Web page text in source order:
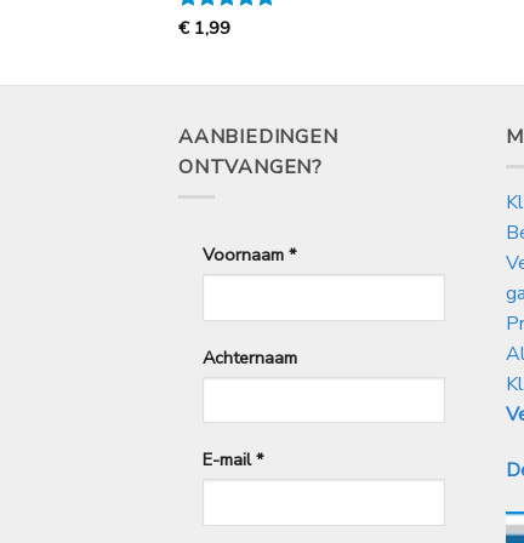
Gewaardeerd
€ 1,99
AANBIEDINGEN
ONTVANGEN?
Voornaam *
Achternaam
E-mail*